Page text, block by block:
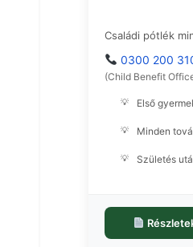
Családi pótlék
0300 200
(Child Benefit
Első
Minden
Születés